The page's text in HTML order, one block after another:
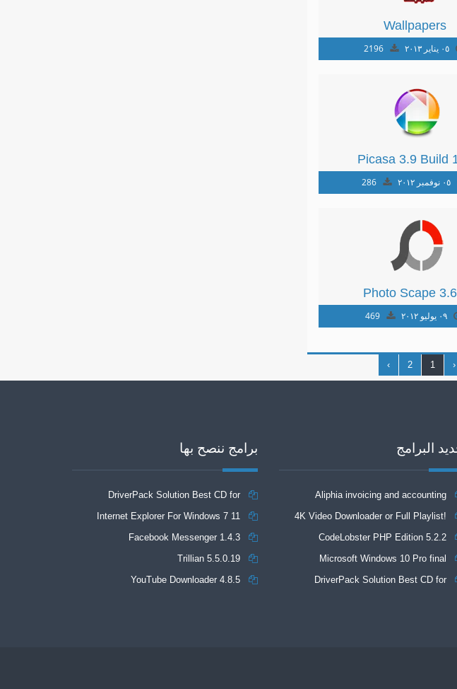
Wallpapers
٠٥ يناير ٢٠١٣ 2196
Picasa 3.9 Build
٠٥ نوفمبر ٢٠١٢ 286
Photo Scape
٠٩ يوليو ٢٠١٢ 469
‹
1
2
›
البرامج
Aliphia invoicing and accounting
management
4K Video Downloader or Full Playlist!
CodeLobster PHP Edition 5.2.2
Microsoft Windows 10 Pro final
DriverPack Solution Best CD for
برامج ننصح بها
DriverPack Solution Best CD for
automatically installing Computer Drivers
17.7
Internet Explorer For Windows 7 11
Facebook Messenger 1.4.3
Trillian 5.5.0.19
YouTube Downloader 4.8.5